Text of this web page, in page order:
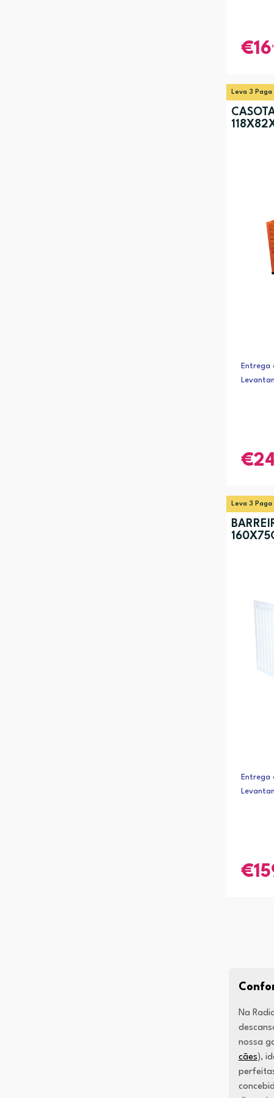
16
Leva 3 Paga
Entrega
Leva 3 Paga
Entrega
Na
nossa
cães ),